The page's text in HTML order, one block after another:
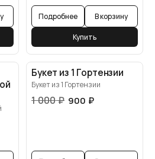
Подробнее В корзину
Купить
Букет из 1 Гортензии
Букет из 1 Гортензии
1 000₽ 900 ₽